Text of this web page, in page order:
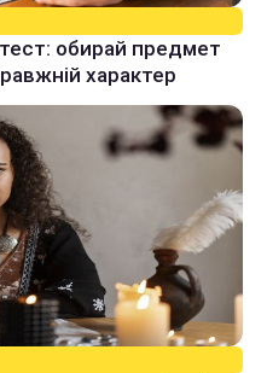
обирай предмет
характер